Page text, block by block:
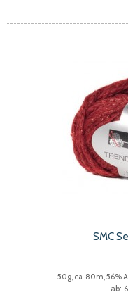
SMC
50g, ca. 80m, 56%